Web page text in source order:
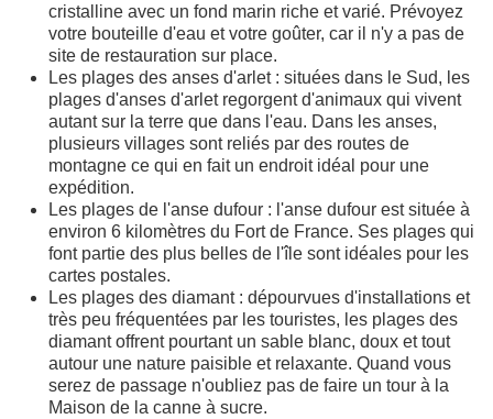
cristalline avec un fond marin riche et varié. Prévoyez
votre bouteille d'eau et votre goûter, car il n'y a pas de
site de restauration sur place.
Les plages des anses d'arlet : situées dans le Sud, les
plages d'anses d'arlet regorgent d'animaux qui vivent
autant sur la terre que dans l'eau. Dans les anses,
plusieurs villages sont reliés par des routes de
montagne ce qui en fait un endroit idéal pour une
expédition.
Les plages de l'anse dufour : l'anse dufour est située à
environ 6 kilomètres du Fort de France. Ses plages qui
font partie des plus belles de l'île sont idéales pour les
cartes postales.
Les plages des diamant : dépourvues d'installations et
très peu fréquentées par les touristes, les plages des
diamant offrent pourtant un sable blanc, doux et tout
autour une nature paisible et relaxante. Quand vous
serez de passage n'oubliez pas de faire un tour à la
Maison de la canne à sucre.